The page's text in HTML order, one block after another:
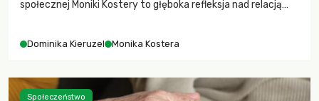
społecznej Moniki Kostery to głęboka refleksja nad relacją
Dominika Kieruzel Monika Kostera
Społeczeństwo